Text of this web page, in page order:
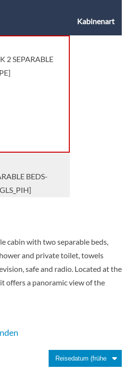
Kabinenart
2 SEPARABLE
BEDS-
BEDS-
cabin with two separable beds,
and private toilet, towels
safe and radio. Located at the
offers a panoramic view of the